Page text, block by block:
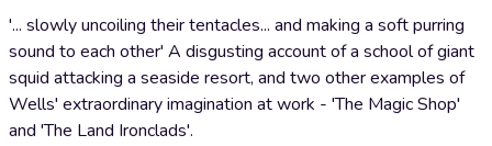
'... slowly uncoiling their tentacles... and making a soft purring
sound to each other' A disgusting account of a school of giant
squid attacking a seaside resort, and two other examples of
Wells' extraordinary imagination at work - 'The Magic Shop'
and 'The Land Ironclads'.